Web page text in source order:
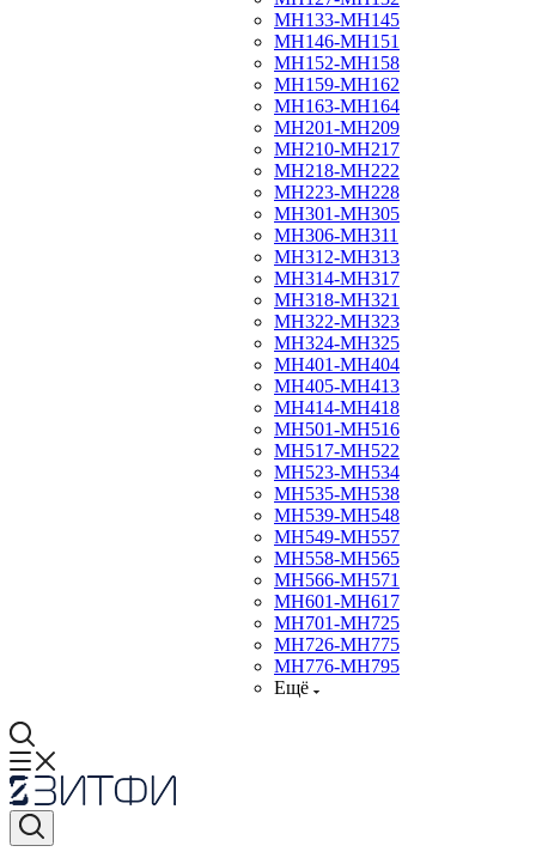
МН133-МН145
МН146-МН151
МН152-МН158
МН159-МН162
МН163-МН164
МН201-МН209
МН210-МН217
МН218-МН222
МН223-МН228
МН301-МН305
МН306-МН311
МН312-МН313
МН314-МН317
МН318-МН321
МН322-МН323
МН324-МН325
МН401-МН404
МН405-МН413
МН414-МН418
МН501-МН516
МН517-МН522
МН523-МН534
МН535-МН538
МН539-МН548
МН549-МН557
МН558-МН565
МН566-МН571
МН601-МН617
МН701-МН725
МН726-МН775
МН776-МН795
Ещё